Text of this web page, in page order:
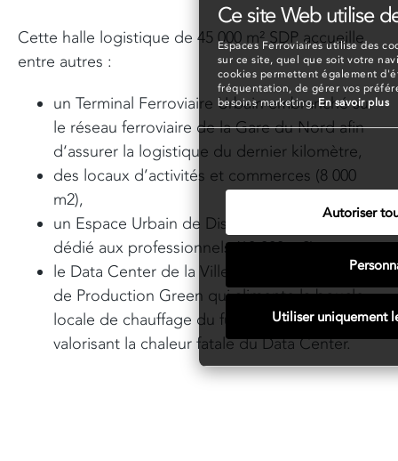
Ce site Web utilise
Espaces Ferroviaires utilise des
sur ce site, quel que soit votre
cookies permettent également
fréquentation, de gérer vos
besoins marketing.En savoir plus
Autoriser
Utiliser uniquement
Cette halle logistique de 45 000 m² SDP accueille
entre autres :
un Terminal Ferroviaire Urbain embranché sur
le réseau ferroviaire de la Gare du Nord afin
d‘assurer la logistique du dernier kilomètre,
des locaux d’activités et commerces (8 000
m2),
un Espace Urbain de Distribution alimentaire
dédié aux professionnels (10 000 m2),
le Data Center de la Ville de Paris et la Centre
de Production Green qui alimente la boucle
locale de chauffage du futur quartier en
valorisant la chaleur fatale du Data Center.